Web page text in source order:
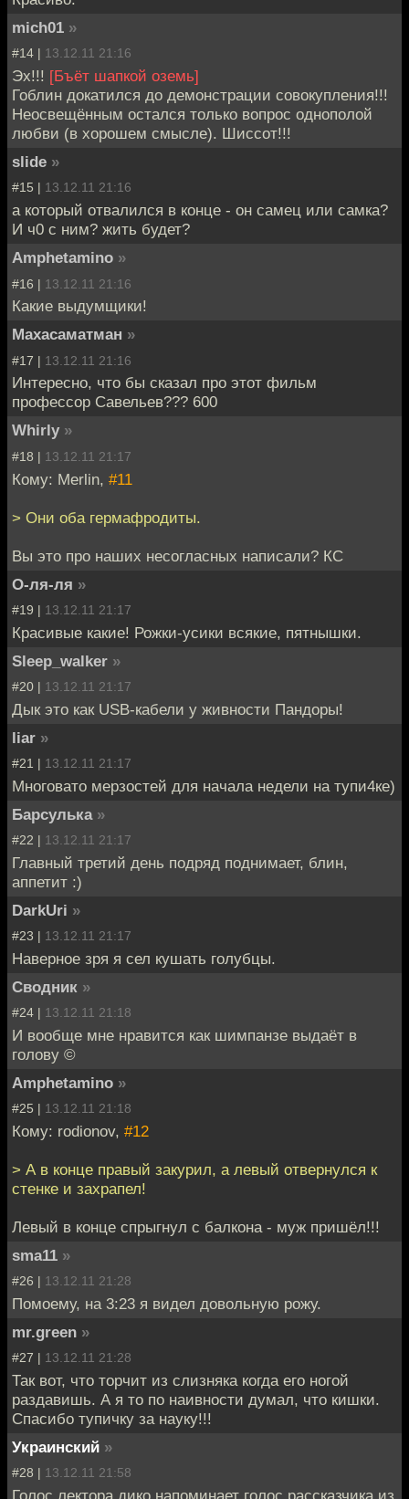
mich01 »
#14 | 13.12.11 21:16
Эх!!! [Бъёт шапкой оземь]
Гоблин докатился до демонстрации совокупления!!!
Неосвещённым остался только вопрос однополой
любви (в хорошем смысле). Шиссот!!!
slide »
#15 | 13.12.11 21:16
а который отвалился в конце - он самец или самка?
И ч0 с ним? жить будет?
Amphetamino »
#16 | 13.12.11 21:16
Какие выдумщики!
Махасаматман »
#17 | 13.12.11 21:16
Интересно, что бы сказал про этот фильм
профессор Савельев??? 600
Whirly »
#18 | 13.12.11 21:17
Кому: Merlin, #11
> Они оба гермафродиты.
Вы это про наших несогласных написали? КС
О-ля-ля »
#19 | 13.12.11 21:17
Красивые какие! Рожки-усики всякие, пятнышки.
Sleep_walker »
#20 | 13.12.11 21:17
Дык это как USB-кабели у живности Пандоры!
liar »
#21 | 13.12.11 21:17
Многовато мерзостей для начала недели на тупи4ке)
Барсулька »
#22 | 13.12.11 21:17
Главный третий день подряд поднимает, блин,
аппетит :)
DarkUri »
#23 | 13.12.11 21:17
Наверное зря я сел кушать голубцы.
Сводник »
#24 | 13.12.11 21:18
И вообще мне нравится как шимпанзе выдаёт в
голову ©
Amphetamino »
#25 | 13.12.11 21:18
Кому: rodionov, #12
> А в конце правый закурил, а левый отвернулся к
стенке и захрапел!
Левый в конце спрыгнул с балкона - муж пришёл!!!
sma11 »
#26 | 13.12.11 21:28
Помоему, на 3:23 я видел довольную рожу.
mr.green »
#27 | 13.12.11 21:28
Так вот, что торчит из слизняка когда его ногой
раздавишь. А я то по наивности думал, что кишки.
Спасибо тупичку за науку!!!
Украинский »
#28 | 13.12.11 21:58